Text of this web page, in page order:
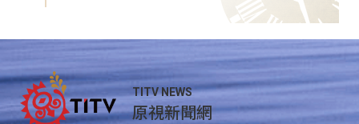
TITV NEWS
原視新聞網